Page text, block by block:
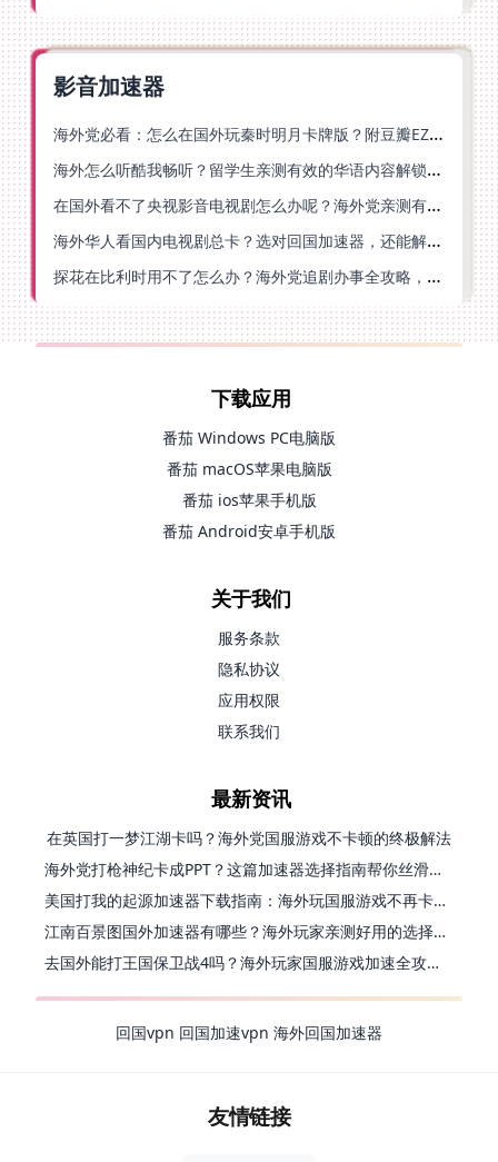
影音加速器
海外党必看：怎么在国外玩秦时明月卡牌版？附豆瓣EZCast地区限制破解法
海外怎么听酷我畅听？留学生亲测有效的华语内容解锁指南
在国外看不了央视影音电视剧怎么办呢？海外党亲测有效的回国加速方案
海外华人看国内电视剧总卡？选对回国加速器，还能解决菲律宾打不开反诈中心的问题
探花在比利时用不了怎么办？海外党追剧办事全攻略，选对加速器就够了
下载应用
番茄 Windows PC电脑版
番茄 macOS苹果电脑版
番茄 ios苹果手机版
番茄 Android安卓手机版
关于我们
服务条款
隐私协议
应用权限
联系我们
最新资讯
在英国打一梦江湖卡吗？海外党国服游戏不卡顿的终极解法
海外党打枪神纪卡成PPT？这篇加速器选择指南帮你丝滑上分
美国打我的起源加速器下载指南：海外玩国服游戏不再卡的终极方案
江南百景图国外加速器有哪些？海外玩家亲测好用的选择与避坑指南
去国外能打王国保卫战4吗？海外玩家国服游戏加速全攻略（附公主连结幻想江湖实测）
回国vpn 回国加速vpn 海外回国加速器
友情链接